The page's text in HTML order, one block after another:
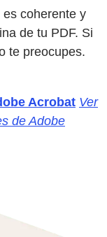
coherente y
de tu PDF. Si
te preocupes.
Acrobat Ver
de Adobe